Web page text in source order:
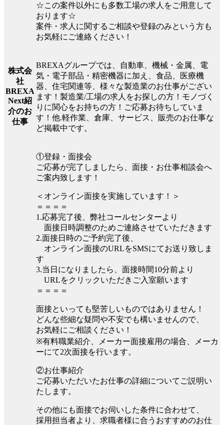
☆この案件以外にも多数工場の求人をご用意して
おります☆
案件・求人に関するご相談や登録のみという方も
お気軽にご連絡ください！
株式会
社
BREXA
Next紹
介のお
仕事
BREXAグループでは、自動車、機械・金属、電
気・電子部品・精密機器に加え、食品、医療機
器、住宅関連等、様々な製造業のお仕事がござい
ます！製造業/工場の求人をお探しの方！モノづく
りに関心をお持ちの方！ご応募お待ちしていま
す！他.軽作業、倉庫、サービス、販売のお仕事な
ど掲載中です。
①登録・面接会
ご応募が完了しましたら、面接・お仕事相談会へ
ご案内致します！
＜オンライン面接を実施しています！＞
＝＝＝＝
1.応募完了後、弊社コールセンターより
面接日時調整のためご連絡させていただきます
2.面接日時のご予約完了後、
オンライン面接のURLをSMSにてお送り致しま
す
3.当日になりましたら、面接時間10分前より
URLをクリックいただきご入室願います
＝＝＝＝
面接といっても堅苦しいものではありません！
どんな些細な疑問や不安でも構いませんので、
お気軽にご相談ください！
※有料職業紹介、メーカー面接雇用の場合、メーカ
ーにて2次面接を行います。
②お仕事紹介
ご応募いただいたお仕事の詳細についてご説明い
たします。
その他にも面接でお伺いした条件に合わせて、
採用担当者より、求職者様に合うおすすめのお仕